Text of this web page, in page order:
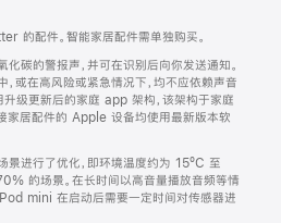
的配件。智能家居配件需单独购买。
碳的警报声，并可在识别后向你发送通知。
或在高风险或紧急情况下，均不应依赖声音
升级更新后的家庭 app 架构，该架构于家庭
家居配件的 Apple 设备均使用最新版本软
景进行了优化，即环境温度约为 15ºC 至
的场景。在长时间以高音量播放音频等情
mini 在启动后需要一定时间对传感器进